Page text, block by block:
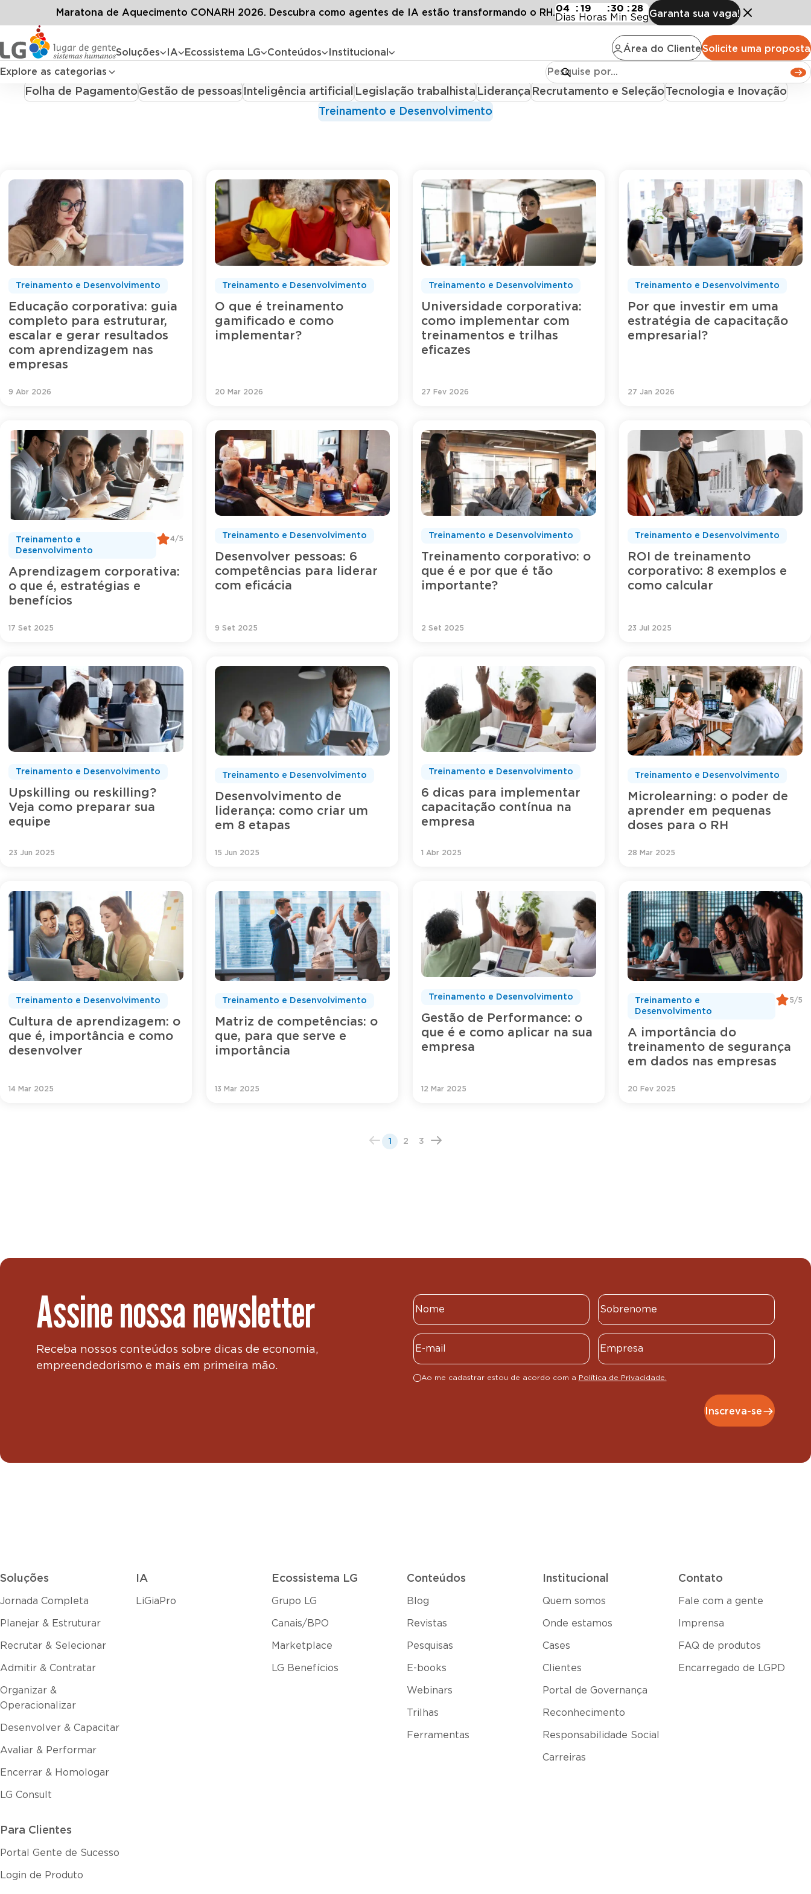
Soluções IA Ecossistema LG Conteúdos Institucional Área do ClienteSolicite uma proposta
Explore as categorias
Maratona de Aquecimento CONARH 2026. Descubra como agentes de IA estão transformando o RH.04
Dias
: 19
Horas
:30
Min
:27
SegGaranta sua vaga!
Treinamento e Desenvolvimento
TodosAcontece na LG Clima Organizacional
Folha de PagamentoGestão de pessoas Inteligência artificial Legislação trabalhista Liderança Recrutamento e SeleçãoTecnologia e Inovação
Treinamento e Desenvolvimento
Educação corporativa: guia
completo para estruturar,
escalar e gerar resultados
com aprendizagem nas
empresas
Treinamento e Desenvolvimento
9 Abr 2026
O que é treinamento
gamificado e como
implementar?
Treinamento e Desenvolvimento
20 Mar 2026
Universidade corporativa:
como implementar com
treinamentos e trilhas
eficazes
Treinamento e Desenvolvimento
27 Fev 2026
Por que investir em uma
estratégia de capacitação
empresarial?
Treinamento e Desenvolvimento
27 Jan 2026
Aprendizagem corporativa:
o que é, estratégias e
benefícios
Treinamento e
Desenvolvimento
4/5
17 Set 2025
Desenvolver pessoas: 6
competências para liderar
com eficácia
Treinamento e Desenvolvimento
9 Set 2025
Treinamento corporativo: o
que é e por que é tão
importante?
Treinamento e Desenvolvimento
2 Set 2025
ROI de treinamento
corporativo: 8 exemplos e
como calcular
Treinamento e Desenvolvimento
23 Jul 2025
Upskilling ou reskilling?
Veja como preparar sua
equipe
Treinamento e Desenvolvimento
23 Jun 2025
Desenvolvimento de
liderança: como criar um
em 8 etapas
Treinamento e Desenvolvimento
15 Jun 2025
6 dicas para implementar
capacitação contínua na
empresa
Treinamento e Desenvolvimento
1 Abr 2025
Microlearning: o poder de
aprender em pequenas
doses para o RH
Treinamento e Desenvolvimento
28 Mar 2025
Cultura de aprendizagem: o
que é, importância e como
desenvolver
Treinamento e Desenvolvimento
14 Mar 2025
Matriz de competências: o
que, para que serve e
importância
Treinamento e Desenvolvimento
13 Mar 2025
Gestão de Performance: o
que é e como aplicar na sua
empresa
Treinamento e Desenvolvimento
12 Mar 2025
A importância do
treinamento de segurança
em dados nas empresas
Treinamento e
Desenvolvimento
5/5
20 Fev 2025
1 2 3
Assine nossa newsletter
Receba nossos conteúdos sobre dicas de economia,
empreendedorismo e mais em primeira mão.
Ao me cadastrar estou de acordo com a Política de Privacidade.
Inscreva-se
Soluções
Jornada Completa
Planejar & Estruturar
Recrutar & Selecionar
Admitir & Contratar
Organizar &
Operacionalizar
Desenvolver & Capacitar
Avaliar & Performar
Encerrar & Homologar
LG Consult
IA
LiGiaPro
Ecossistema LG
Grupo LG
Canais/BPO
Marketplace
LG Benefícios
Conteúdos
Blog
Revistas
Pesquisas
E-books
Webinars
Trilhas
Ferramentas
Institucional
Quem somos
Onde estamos
Cases
Clientes
Portal de Governança
Reconhecimento
Responsabilidade Social
Carreiras
Contato
Fale com a gente
Imprensa
FAQ de produtos
Encarregado de LGPD
Para Clientes
Portal Gente de Sucesso
Login de Produto